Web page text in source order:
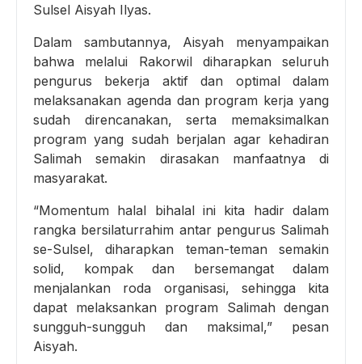
Sulsel Aisyah Ilyas.
Dalam sambutannya, Aisyah menyampaikan
bahwa melalui Rakorwil diharapkan seluruh
pengurus bekerja aktif dan optimal dalam
melaksanakan agenda dan program kerja yang
sudah direncanakan, serta memaksimalkan
program yang sudah berjalan agar kehadiran
Salimah semakin dirasakan manfaatnya di
masyarakat.
“Momentum halal bihalal ini kita hadir dalam
rangka bersilaturrahim antar pengurus Salimah
se-Sulsel, diharapkan teman-teman semakin
solid, kompak dan bersemangat dalam
menjalankan roda organisasi, sehingga kita
dapat melaksankan program Salimah dengan
sungguh-sungguh dan maksimal,” pesan
Aisyah.